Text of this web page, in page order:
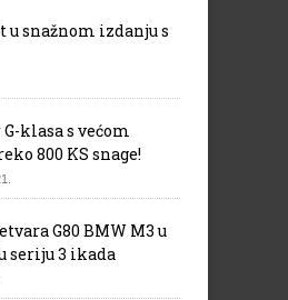
u snažnom izdanju s
klasa s većom
800 KS snage!
G80 BMW M3 u
seriju 3 ikada